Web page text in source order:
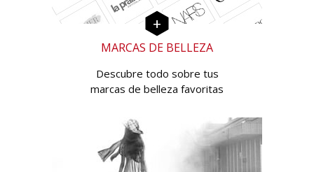
MARCAS DE BELLEZA
Descubre todo sobre tus
marcas de belleza favoritas